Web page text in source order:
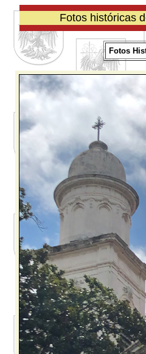
Fotos históricas
Fotos